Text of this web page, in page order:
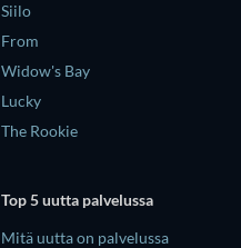
Siilo
From
Widow's Bay
Lucky
The Rookie
Top 5 uutta palvelussa
Mitä uutta on palvelussa